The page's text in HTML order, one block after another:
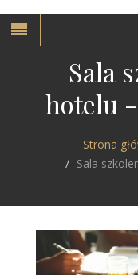
Sala
hotelu
Strona
Sala